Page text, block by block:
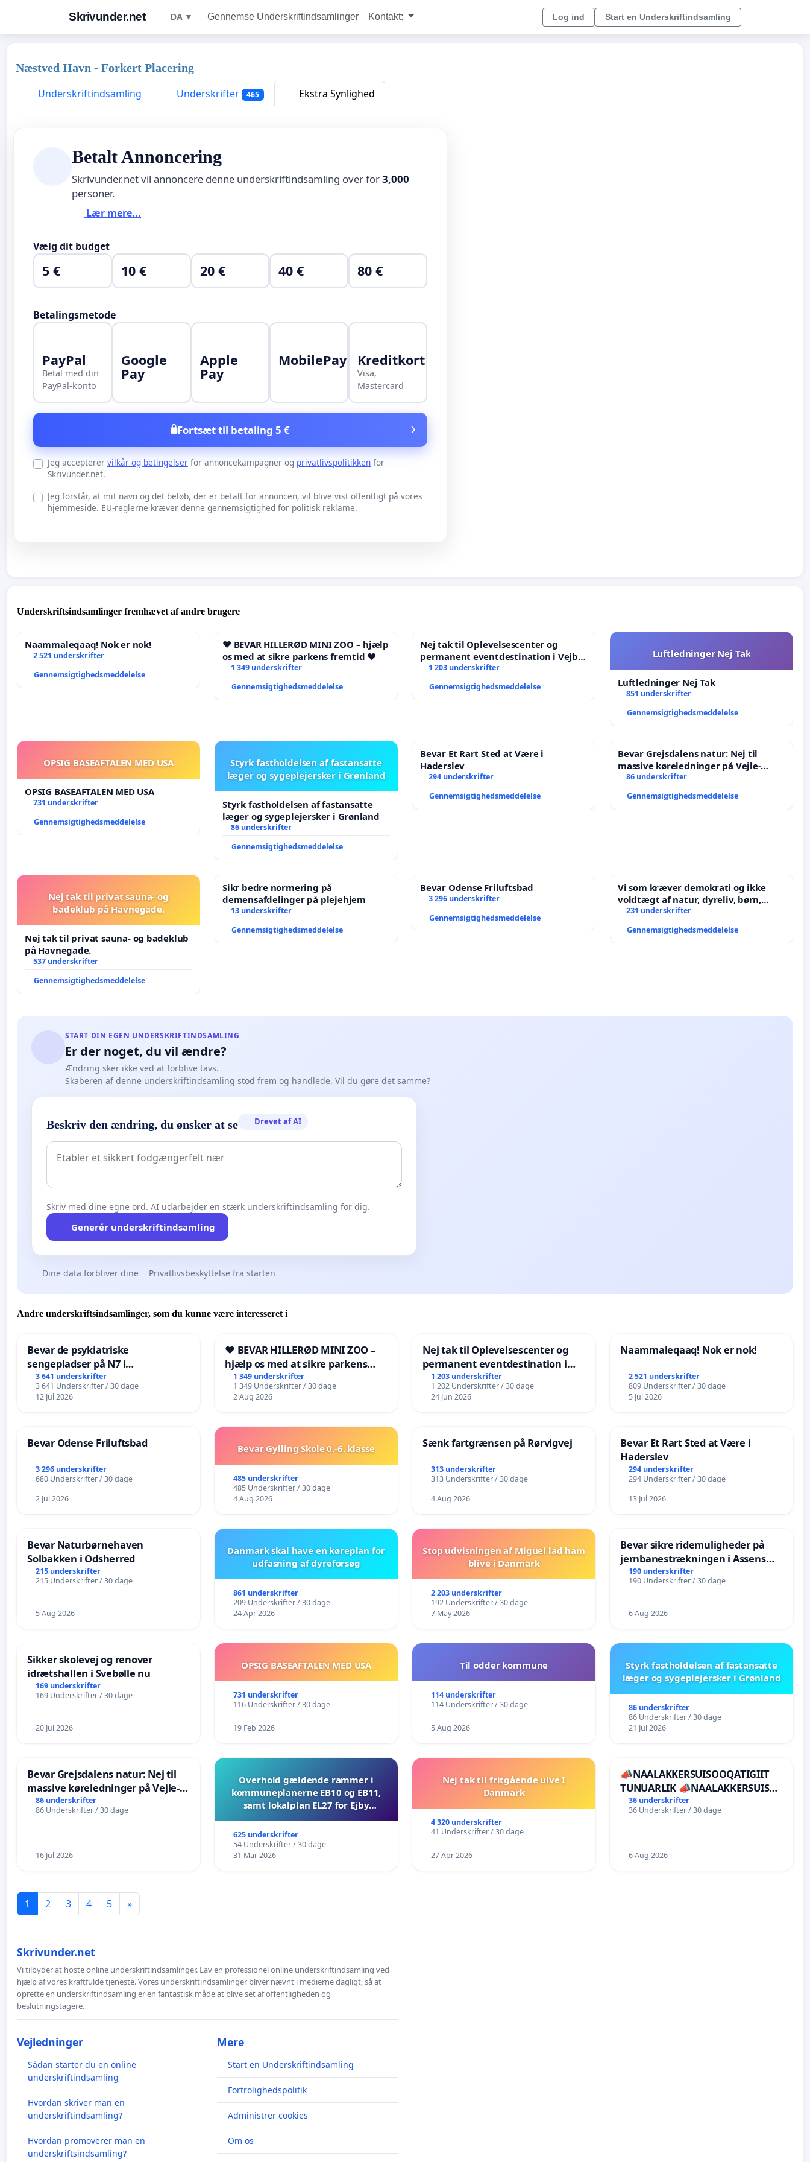
Skrivunder.net DA ▼ Gennemse Underskriftindsamlinger Kontakt: Log ind Start en Underskriftindsamling
Næstved Havn - Forkert Placering
Underskriftindsamling
Underskrifter 465 Ekstra Synlighed
Betalt Annoncering
Skrivunder.net vil annoncere denne underskriftindsamling over for3,000
personer.
Lær mere...
Vælg dit budget
5 € 10 € 20 € 40 € 80 €
Betalingsmetode
PayPal
Betal med din
PayPal-konto
Google
Pay
Apple
Pay
MobilePay Kreditkort
Visa,
Mastercard
Fortsæt til betaling 5 €
Jeg accepterer vilkår og betingelser for annoncekampagner og privatlivspolitikken for
Skrivunder.net.
Jeg forstår, at mit navn og det beløb, der er betalt for annoncen, vil blive vist offentligt på vores
hjemmeside. EU-reglerne kræver denne gennemsigtighed for politisk reklame.
Underskriftsindsamlinger fremhævet af andre brugere
Naammaleqaaq! Nok er nok!
2 521 underskrifter
Gennemsigtighedsmeddelelse
❤️ BEVAR HILLERØD MINI ZOO – hjælp
os med at sikre parkens fremtid ❤️
1 349 underskrifter
Gennemsigtighedsmeddelelse
Nej tak til Oplevelsescenter og
permanent eventdestination i Vejby
- Ja tak til et levende lokalområde i
1 203 underskrifter
Gennemsigtighedsmeddelelse
Luftledninger Nej Tak
Luftledninger Nej Tak
851 underskrifter
Gennemsigtighedsmeddelelse
OPSIG BASEAFTALEN MED USA
OPSIG BASEAFTALEN MED USA
731 underskrifter
Gennemsigtighedsmeddelelse
Styrk fastholdelsen af fastansatte
læger og sygeplejersker i Grønland
Styrk fastholdelsen af fastansatte
læger og sygeplejersker i Grønland
86 underskrifter
Gennemsigtighedsmeddelelse
Bevar Et Rart Sted at Være i
Haderslev
294 underskrifter
Gennemsigtighedsmeddelelse
Bevar Grejsdalens natur: Nej til
massive køreledninger på Vejle-
Struer-banen
86 underskrifter
Gennemsigtighedsmeddelelse
Nej tak til privat sauna- og
badeklub på Havnegade.
Nej tak til privat sauna- og badeklub
på Havnegade.
537 underskrifter
Gennemsigtighedsmeddelelse
Sikr bedre normering på
demensafdelinger på plejehjem
13 underskrifter
Gennemsigtighedsmeddelelse
Bevar Odense Friluftsbad
3 296 underskrifter
Gennemsigtighedsmeddelelse
Vi som kræver demokrati og ikke
voldtægt af natur, dyreliv, børn,
unge Borgene har sagt NEJ i mange
231 underskrifter
Gennemsigtighedsmeddelelse
START DIN EGEN UNDERSKRIFTINDSAMLING
Er der noget, du vil ændre?
Ændring sker ikke ved at forblive tavs.
Skaberen af denne underskriftindsamling stod frem og handlede. Vil du gøre det samme?
Beskriv den ændring, du ønsker at se Drevet af AI
Skriv med dine egne ord. AI udarbejder en stærk underskriftindsamling for dig.
Generér underskriftindsamling
Dine data forbliver dine Privatlivsbeskyttelse fra starten
Andre underskriftsindsamlinger, som du kunne være interesseret i
Bevar de psykiatriske
sengepladser på N7 i
Frederikshavn
3 641 underskrifter
3 641 Underskrifter / 30 dage
12 Jul 2026
❤️ BEVAR HILLERØD MINI ZOO –
hjælp os med at sikre parkens
fremtid ❤️
1 349 underskrifter
1 349 Underskrifter / 30 dage
2 Aug 2026
Nej tak til Oplevelsescenter og
permanent eventdestination i
Vejby - Ja tak til et levende
lokalområde i balance
1 203 underskrifter
1 202 Underskrifter / 30 dage
24 Jun 2026
Naammaleqaaq! Nok er nok!
2 521 underskrifter
809 Underskrifter / 30 dage
5 Jul 2026
Bevar Odense Friluftsbad
3 296 underskrifter
680 Underskrifter / 30 dage
2 Jul 2026
Bevar Gylling Skole 0.-6. klasse
485 underskrifter
485 Underskrifter / 30 dage
4 Aug 2026
Sænk fartgrænsen på Rørvigvej
313 underskrifter
313 Underskrifter / 30 dage
4 Aug 2026
Bevar Et Rart Sted at Være i
Haderslev
294 underskrifter
294 Underskrifter / 30 dage
13 Jul 2026
Bevar Naturbørnehaven
Solbakken i Odsherred
215 underskrifter
215 Underskrifter / 30 dage
5 Aug 2026
Danmark skal have en køreplan for
udfasning af dyreforsøg
861 underskrifter
209 Underskrifter / 30 dage
24 Apr 2026
Stop udvisningen af Miguel lad ham
blive i Danmark
2 203 underskrifter
192 Underskrifter / 30 dage
7 May 2026
Bevar sikre ridemuligheder på
jernbanestrækningen i Assens
Kommune
190 underskrifter
190 Underskrifter / 30 dage
6 Aug 2026
Sikker skolevej og renover
idrætshallen i Svebølle nu
169 underskrifter
169 Underskrifter / 30 dage
20 Jul 2026
OPSIG BASEAFTALEN MED USA
731 underskrifter
116 Underskrifter / 30 dage
19 Feb 2026
Til odder kommune
114 underskrifter
114 Underskrifter / 30 dage
5 Aug 2026
Styrk fastholdelsen af fastansatte
læger og sygeplejersker i Grønland
86 underskrifter
86 Underskrifter / 30 dage
21 Jul 2026
Bevar Grejsdalens natur: Nej til
massive køreledninger på Vejle-
Struer-banen
86 underskrifter
86 Underskrifter / 30 dage
16 Jul 2026
Overhold gældende rammer i
kommuneplanerne EB10 og EB11,
samt lokalplan EL27 for Ejby
625 underskrifter
54 Underskrifter / 30 dage
31 Mar 2026
Nej tak til fritgående ulve I
Danmark
4 320 underskrifter
41 Underskrifter / 30 dage
27 Apr 2026
📣NAALAKKERSUISOOQATIGIIT
TUNUARLIK 📣NAALAKKERSUISUT
BØR TRÆKKE SIG TILBAGE
36 underskrifter
36 Underskrifter / 30 dage
6 Aug 2026
1 2 3 4 5 »
Skrivunder.net
Vi tilbyder at hoste online underskriftindsamlinger. Lav en professionel online underskriftindsamling ved
hjælp af vores kraftfulde tjeneste. Vores underskriftindsamlinger bliver nævnt i medierne dagligt, så at
oprette en underskriftindsamling er en fantastisk måde at blive set af offentligheden og
beslutningstagere.
Vejledninger
Sådan starter du en online
underskriftindsamling
Hvordan skriver man en
underskriftindsamling?
Hvordan promoverer man en
underskriftsindsamling?
Mere
Start en Underskriftindsamling
Fortrolighedspolitik
Administrer cookies
Om os